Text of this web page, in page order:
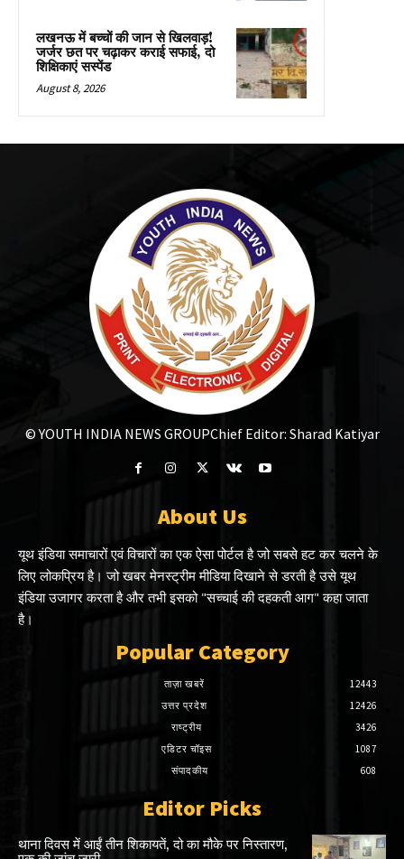
लखनऊ में बच्चों की जान से खिलवाड़!
जर्जर छत पर चढ़ाकर कराई सफाई, दो
शिक्षिकाएं सस्पेंड
August 8, 2026
© YOUTH INDIA NEWS GROUPChief Editor: Sharad Katiyar
About Us
यूथ इंडिया समाचारों एवं विचारों का एक ऐसा पोर्टल है जो सबसे हट कर चलने के
लिए लोकप्रिय है। जो खबर मेनस्ट्रीम मीडिया दिखाने से डरती है उसे यूथ
इंडिया उजागर करता है और तभी इसको "सच्चाई की दहकती आग" कहा जाता
है।
Popular Category
ताज़ा खबरें
12443
उत्तर प्रदेश
12426
राष्ट्रीय
3426
एडिटर चॉइस
1087
संपादकीय
608
Editor Picks
थाना दिवस में आईं तीन शिकायतें, दो का मौके पर निस्तारण,